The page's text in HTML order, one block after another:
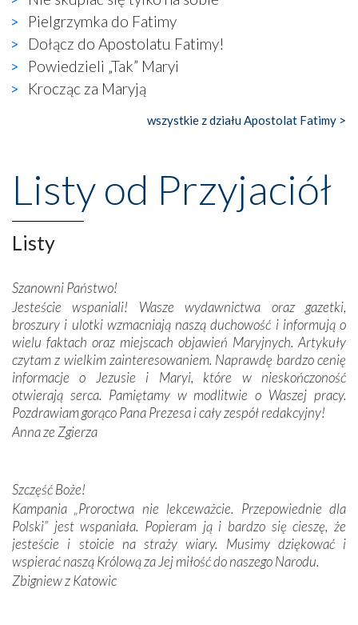
naocznie przekonaliśmy się, że wewnątrz Kościoła toczy
się ogromna walka o kształt katolicyzmu i o serca
wierzących. Do czego to zmaganie może prowadzić,
widzieliśmy w urokliwym, niewielkim mieście Obidos,
gdzie w miejscu dawnego kościoła działa dzisiaj…
księgarnia.
Nasze pielgrzymkowe wyprawy, których celem były
wznoszono na chwałę Bożą, na przykład – w podzięce za
Opatrznościową pomoc w wygranej bitwie o
niepodległość kraju. Zachwyt budziła potężna, a zarazem
misterna architektura tych monumentalnych dzieł,
wspaniałe zdobienia, dbałość ich twórców o detale,
budowniczych.
Podążyliśmy też śladami fatimskich wizjonerów – Łucji
dos Santos oraz świętych Hiacynty i Franciszka Marto.
Modliliśmy się przy ich grobach. Odprawiliśmy Drogę
Krzyżową w ich rodzinnych stronach, odwiedziliśmy
domy, w których żyli.
W miejscu objawień Matki Bożej zapaliliśmy świece
Podczas tej kilkudniowej wyprawy na każdym kroku
spotykaliśmy się z serdeczną otwartością
Portugalczyków. Podziwialiśmy ich ludową sztukę i
zwyczaje. Mimo że nasze kraje są od siebie bardzo
oddalone, w żaden sposób nie czuliśmy się obco.
Sprawiła to oczywiście sama Matka Boża, ale też
kulturowa bliskość biorąca swój początek w naszej
Pielgrzymka do Fatimy
Dołącz do Apostolatu Fatimy!
Powiedzieli „Tak” Maryi
Krocząc za Maryją
wszystkie z działu Apostolat Fatimy >
Listy od Przyjaciół
Listy
Szanowni Państwo!
Jesteście wspaniali! Wasze wydawnictwa oraz gazetki,
broszury i ulotki wzmacniają naszą duchowość i informują o
wielu faktach oraz miejscach objawień Maryjnych. Artykuły
czytam z wielkim zainteresowaniem. Naprawdę bardzo cenię
informacje o Jezusie i Maryi, które w nieskończoność
otwierają serca. Pamiętamy w modlitwie o Waszej pracy.
Pozdrawiam gorąco Pana Prezesa i cały zespół redakcyjny!
Anna ze Zgierza
Szczęść Boże!
Kampania „Proroctwa nie lekceważcie. Przepowiednie dla
Polski” jest wspaniała. Popieram ją i bardzo się cieszę, że
jesteście i stoicie na straży wiary. Musimy dziękować i
wspierać naszą Królową za Jej miłość do naszego Narodu.
Zbigniew z Katowic